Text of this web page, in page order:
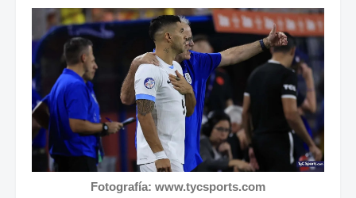
Fotografía: www.tycsports.com